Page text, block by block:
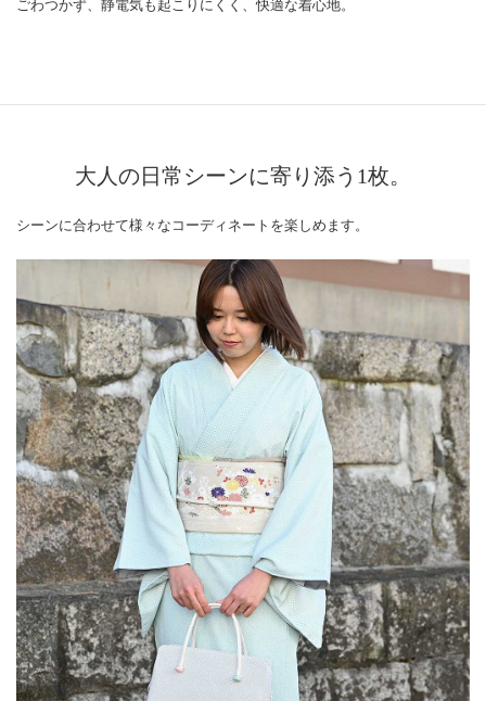
ごわつかず、静電気も起こりにくく、快適な着心地。
大人の日常シーンに寄り添う1枚。
シーンに合わせて様々なコーディネートを楽しめます。